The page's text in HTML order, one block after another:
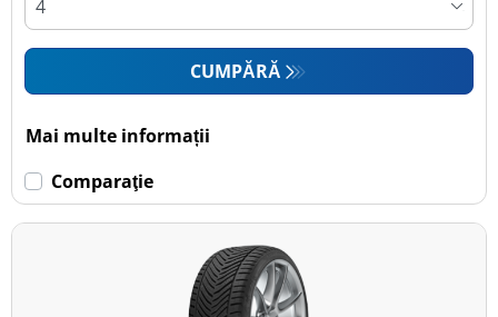
CUMPĂRĂ
Mai multe informații
Comparaţie